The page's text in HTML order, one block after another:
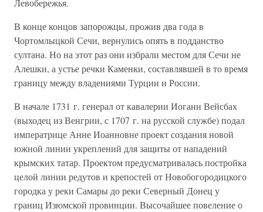
Левобережья.
В конце концов запорожцы, прожив два года в
Чортомлыцкой Сечи, вернулись опять в подданство
султана. Но на этот раз они избрали местом для Сечи не
Алешки, а устье речки Каменки, составлявшей в то время
границу между владениями Турции и России.
В начале 1731 г. генерал от кавалерии Иоганн Вейсбах
(выходец из Венгрии, с 1707 г. на русской службе) подал
императрице Анне Иоанновне проект создания новой
южной линии укреплений для защиты от нападений
крымских татар. Проектом предусматривалась постройка
целой линии редутов и крепостей от Новобогородицкого
городка у реки Самары до реки Северный Донец у
границ Изюмской провинции. Высочайшее повеление о